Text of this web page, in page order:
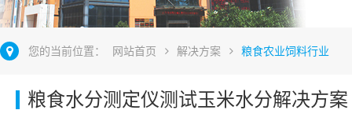
您的当前位置： 网站首页 解决方案 粮食农业饲料行业
粮食水分测定仪测试玉米水分解决方案